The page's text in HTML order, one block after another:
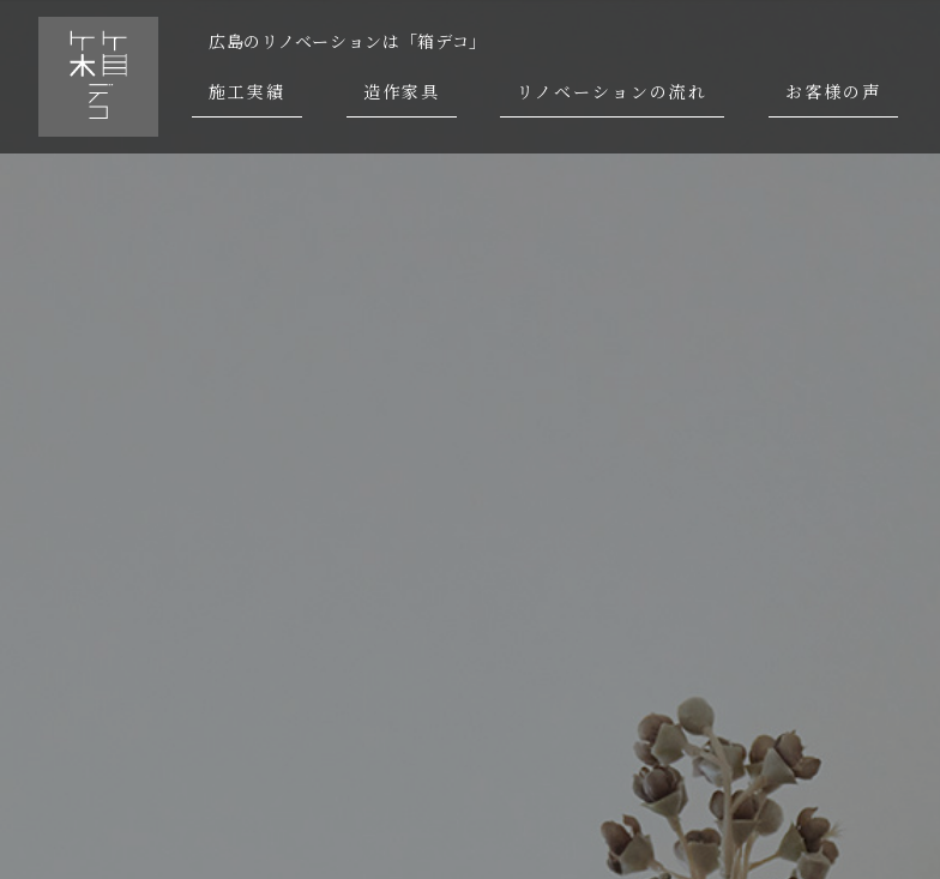
広島のリノベーションは「箱デコ」
施工実績 造作家具 リノベーションの流れ お客様の声